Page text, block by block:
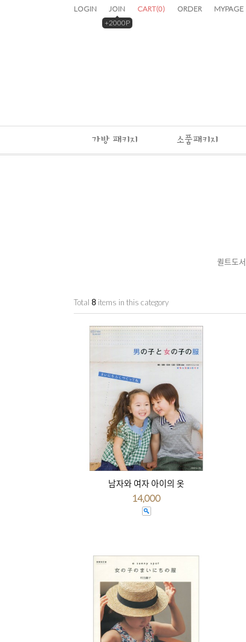
LOGIN
JOIN
+2000P
CART(0) ORDER MYPAGE
가방 패키지 소품패키지
퀼트도서
Total 8 items in this category
남자와 여자 아이의 옷
14,000